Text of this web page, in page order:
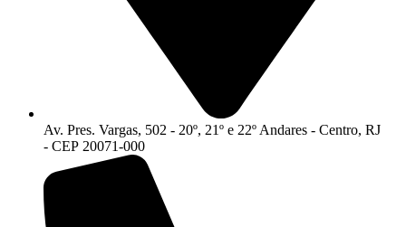
Av. Pres. Vargas, 502 - 20º, 21º e 22º Andares - Centro, RJ
- CEP 20071-000